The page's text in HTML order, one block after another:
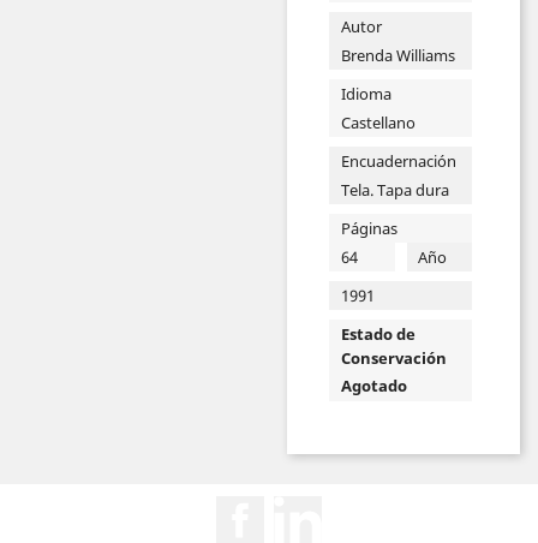
Autor
Brenda Williams
Idioma
Castellano
Encuadernación
Tela. Tapa dura
Páginas
64
Año
1991
Estado de
Conservación
Agotado